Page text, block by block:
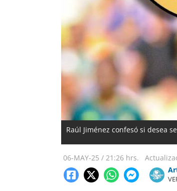
Raúl Jiménez confesó si desea
06-MAY-25 / 21:26 hrs.